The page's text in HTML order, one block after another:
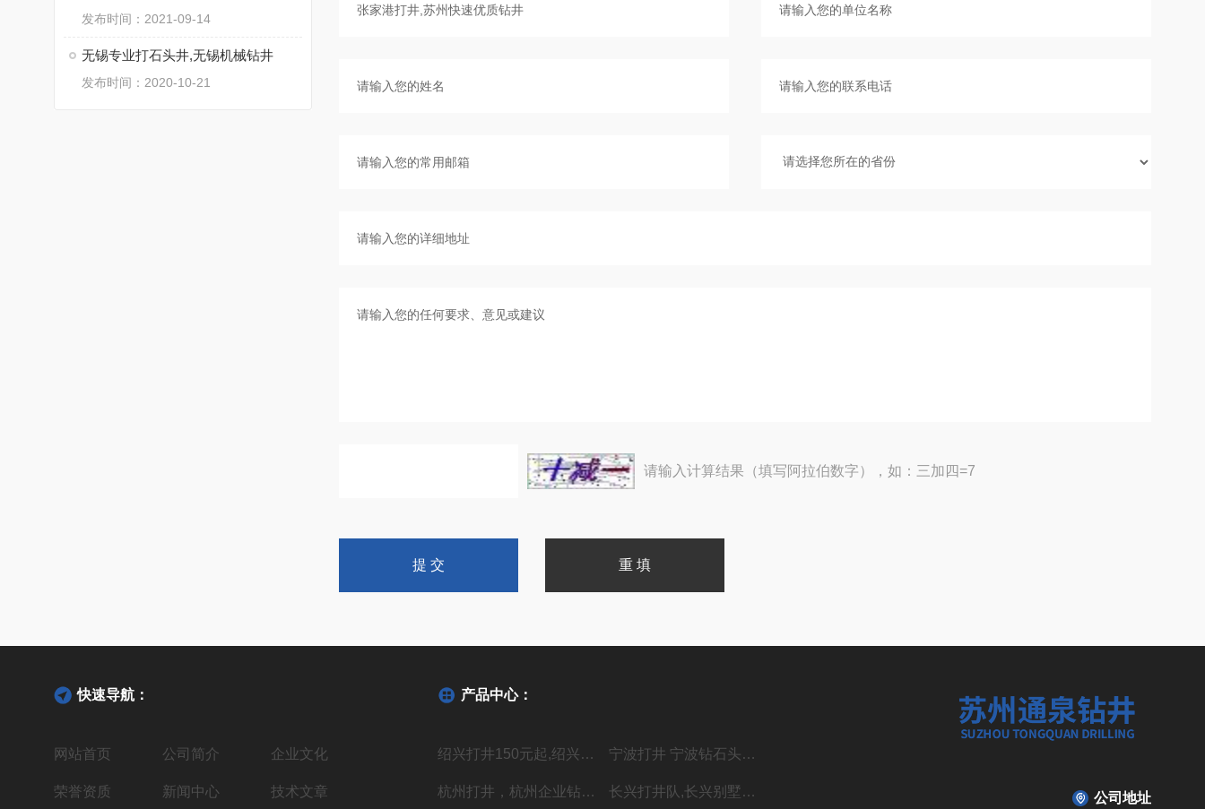
发布时间：2021-09-14
无锡专业打石头井,无锡机械钻井
发布时间：2020-10-21
请输入计算结果（填写阿拉伯数字），如：三加四=7
快速导航：
网站首页 公司简介 企业文化
荣誉资质 新闻中心 技术文章
产品中心：
绍兴打井150元起,绍兴机器钻水井施工单位 宁波打井 宁波钻石头井20年经验丰富
杭州打井，杭州企业钻井，上门施工价格低 长兴打井队,长兴别墅打水井,本地专业钻井队 公司地址